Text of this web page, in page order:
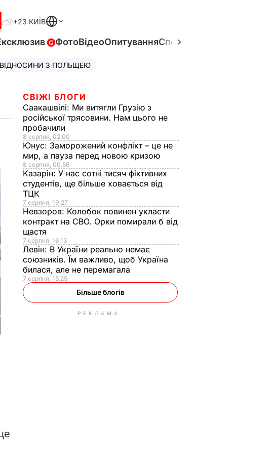
+23 КИЇВ
ФотоВідеоОпитуванняСпецпроєкти
ВІДНОСИНИ З ПОЛЬЩЕЮ
СВІЖІ БЛОГИ
Саакашвілі: Ми витягли Грузію з
російської трясовини. Нам цього не
пробачили
8 серпня, 02.00
Юнус: Заморожений конфлікт – це не
мир, а пауза перед новою кризою
8 серпня, 00.56
Казарін: У нас сотні тисяч фіктивних
студентів, ще більше ховається від
ТЦК
7 серпня, 19.27
Невзоров: Колобок повинен укласти
контракт на СВО. Орки помирали б від
щастя
7 серпня, 16.13
Левін: В України реально немає
союзників. Їм важливо, щоб Україна
билася, але не перемагала
7 серпня, 15.25
Більше блогів
РЕКЛАМА